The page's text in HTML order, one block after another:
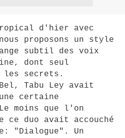
d'hier avec
proposons un style
subtil des voix
dont seul
les secrets.
Tabu Ley avait
certaine
moins que l'on
ce duo avait accouché
"Dialogue". Un